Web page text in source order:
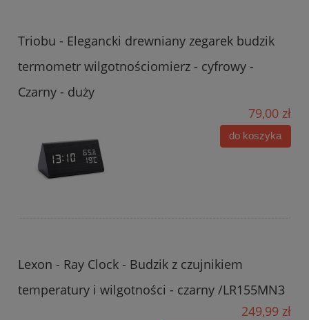
Triobu - Elegancki drewniany zegarek budzik
termometr wilgotnościomierz - cyfrowy -
Czarny - duży
79,00 zł
do koszyka
Lexon - Ray Clock - Budzik z czujnikiem
temperatury i wilgotności - czarny /LR155MN3
249,99 zł